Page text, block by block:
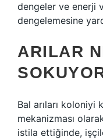
dengeler ve enerji
dengelemesine
ARILAR
Bal arıları koloniyi
mekanizması
istila ettiğinde,